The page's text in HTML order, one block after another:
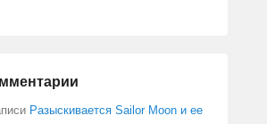
Разыскивается Sailor Moon и ее